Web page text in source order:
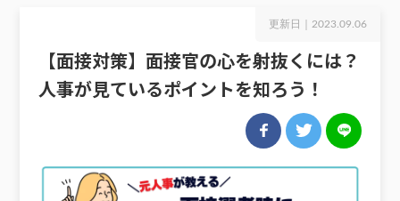
更新日｜ 2023.09.06
【面接対策】面接官の心を射抜くには？
人事が見ているポイントを知ろう！